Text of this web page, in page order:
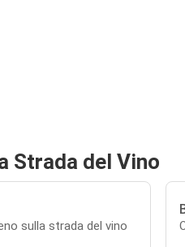
Strada del Vino
sulla strada del vino